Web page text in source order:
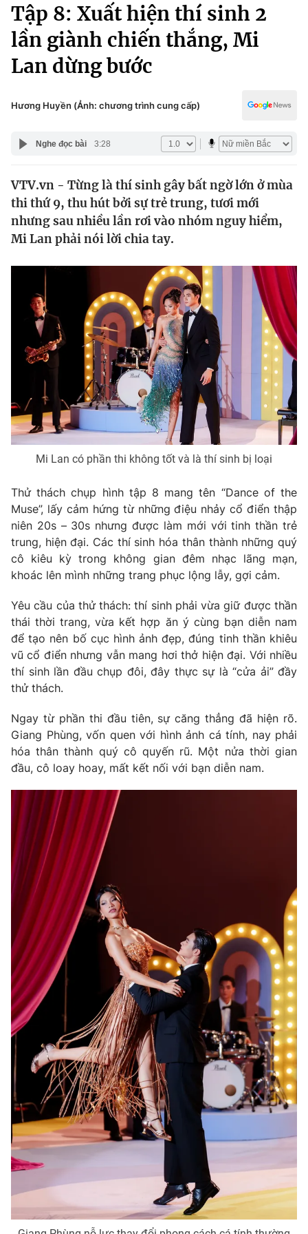
Chính trị
Xã hội
Tin tức
Thế giới đó đây
Câu chuyện quốc tế
Kinh tế
Tài chính
Dữ liệu và đời sống
Phim VTV
Hậu trường
Nhân vật
Khán giả
Giải sao mai
Giải trí
Điện ảnh
Âm nhạc
Sao
Đời sống
Du lịch
Làm đẹp
Chất lượng cuộc sống
Giáo dục
Tuyển sinh
Học trực tuyến
Công nghệ
Sản phẩm
Thị trường
Tư vấn
Lịch phát sóng
Chuyên mục khác
Emagazine Podcast
Photo Infographic
Video Shorts video
VTV Money VTV Thể thao
VTV Sức khoẻ Bất động sản
Thị trường 24h
VTV4
VTV9
Liên hệ tòa soạn
THỜI BÁO VTV
Theo dõi báo trên
Cơ quan chủ quản:Đài Truyền hình Việt Nam
Cơ quan báo chí:Thời báo VTV
Giấy phép hoạt động báo in và báo điện tử số 483/GP-BTTTT
cấp ngày 29/12/2023
Tổng Biên tập:Vũ Thanh Thủy
Phó Tổng Biên tập:
Nguyễn Thị Mỹ Hạnh, Phạm Quốc Thắng,
Tổng đài VTV:
024.38 355 931 - 024.38 355 932
Ðiện thoại Thời báo VTV:024.66 897 897
Truyền hình
Văn hóa - Giải trí
Y tế
Đời sống
Giáo dục
Tập 8: Xuất hiện thí sinh 2
lần giành chiến thắng, Mi
Lan dừng bước
Hương Huyền (Ảnh: chương trình cung cấp)
Nghe đọc bài 3:28
VTV.vn - Từng là thí sinh gây bất ngờ lớn ở mùa
thi thứ 9, thu hút bởi sự trẻ trung, tươi mới
nhưng sau nhiều lần rơi vào nhóm nguy hiểm,
Mi Lan phải nói lời chia tay.
Mi Lan có phần thi không tốt và là thí sinh bị loại
Thử thách chụp hình tập 8 mang tên “Dance of the
Muse”, lấy cảm hứng từ những điệu nhảy cổ điển thập
niên 20s – 30s nhưng được làm mới với tinh thần trẻ
trung, hiện đại. Các thí sinh hóa thân thành những quý
cô kiêu kỳ trong không gian đêm nhạc lãng mạn,
khoác lên mình những trang phục lộng lẫy, gợi cảm.
Yêu cầu của thử thách: thí sinh phải vừa giữ được thần
thái thời trang, vừa kết hợp ăn ý cùng bạn diễn nam
để tạo nên bố cục hình ảnh đẹp, đúng tinh thần khiêu
vũ cổ điển nhưng vẫn mang hơi thở hiện đại. Với nhiều
thí sinh lần đầu chụp đôi, đây thực sự là “cửa ải” đầy
thử thách.
Ngay từ phần thi đầu tiên, sự căng thẳng đã hiện rõ.
Giang Phùng, vốn quen với hình ảnh cá tính, nay phải
hóa thân thành quý cô quyến rũ. Một nửa thời gian
đầu, cô loay hoay, mất kết nối với bạn diễn nam.